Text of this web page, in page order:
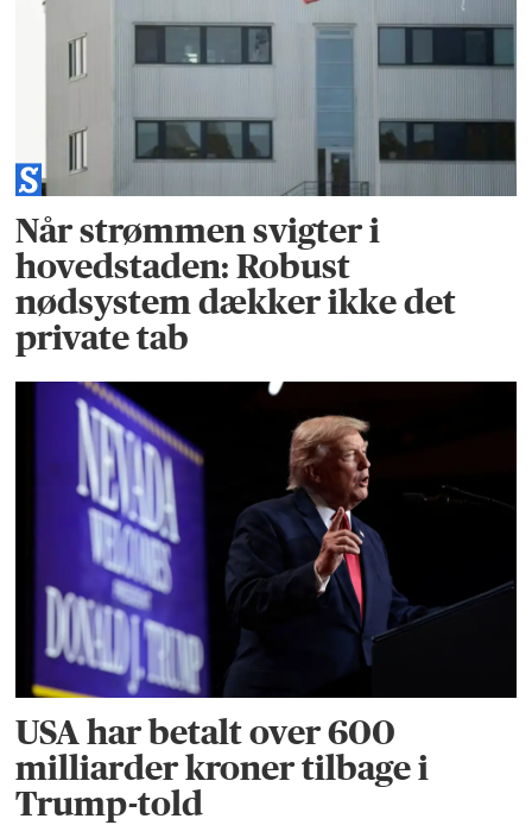
Når strømmen svigter i
hovedstaden: Robust
nødsystem dækker ikke det
private tab
USA har betalt over 600
milliarder kroner tilbage i
Trump-told